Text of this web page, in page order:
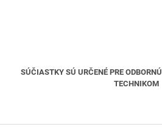
SÚČIASTKY SÚ URČENÉ PRE
TECHNIKOM